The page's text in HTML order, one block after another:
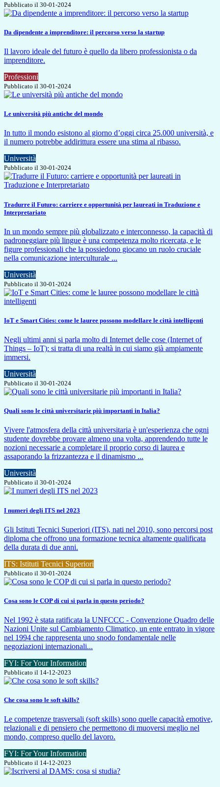
Pubblicato il 30-01-2024
Da dipendente a imprenditore: il percorso verso la startup
Il lavoro ideale del futuro è quello da libero professionista o da
imprenditore.
Professioni
Pubblicato il 30-01-2024
Le università più antiche del mondo
In tutto il mondo esistono al giorno d’oggi circa 25.000 università, e
il numero potrebbe addirittura essere una stima al ribasso.
Università
Pubblicato il 30-01-2024
Tradurre il Futuro: carriere e opportunità per laureati in Traduzione e
Interpretariato
In un mondo sempre più globalizzato e interconnesso, la capacità di
padroneggiare più lingue è una competenza molto ricercata, e le
figure professionali che la possiedono giocano un ruolo cruciale
nella comunicazione interculturale ...
Università
Pubblicato il 30-01-2024
IoT e Smart Cities: come le lauree possono modellare le città intelligenti
Negli ultimi anni si parla molto di Internet delle cose (Internet of
Things – IoT): si tratta di una realtà in cui siamo già ampiamente
immersi.
Università
Pubblicato il 30-01-2024
Quali sono le città universitarie più importanti in Italia?
Vivere l'atmosfera della città universitaria è un'esperienza che ogni
studente dovrebbe provare almeno una volta, apprendendo tutte le
nozioni necessarie a completare il proprio corso di laurea e
assaporando la frizzantezza e il dinamismo ...
Università
Pubblicato il 30-01-2024
I numeri degli ITS nel 2023
Gli Istituti Tecnici Superiori (ITS), nati nel 2010, sono percorsi post
diploma che offrono una formazione tecnica altamente qualificata
della durata di due anni.
ITS: Istituti Tecnici Superiori
Pubblicato il 30-01-2024
Cosa sono le COP di cui si parla in questo periodo?
Nel 1992 è stata ratificata la UNFCCC - Convenzione Quadro delle
Nazioni Unite sul Cambiamento Climatico, un ente entrato in vigore
nel 1994 che rappresenta uno snodo fondamentale nelle
negoziazioni internazionali...
FYI: For Your Information
Pubblicato il 14-12-2023
Che cosa sono le soft skills?
Le competenze trasversali (soft skills) sono quelle capacità emotive,
relazionali e di pensiero che permettono di muoversi meglio nel
mondo, compreso quello del lavoro.
FYI: For Your Information
Pubblicato il 14-12-2023